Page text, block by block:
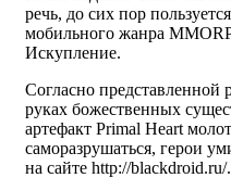
речь, до сих пор
мобильного жанра
Искупление.
Согласно
руках божественных
артефакт Primal Heart
саморазрушаться, герои
на сайте http://blackdroid.ru/.